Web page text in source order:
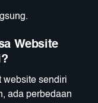
Website
website sendiri
ada perbedaan